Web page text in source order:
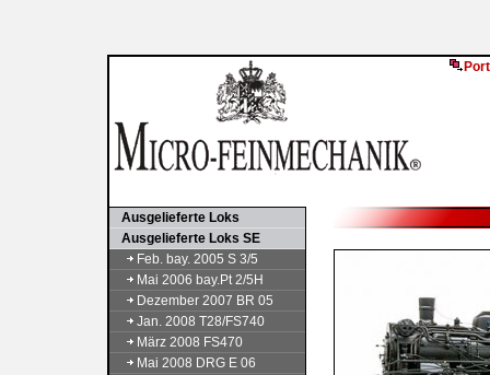
Ausgelieferte Loks
Ausgelieferte Loks SE
Feb. bay. 2005 S 3/5
Mai 2006 bay.Pt 2/5H
Dezember 2007 BR 05
Jan. 2008 T28/FS740
März 2008 FS470
Mai 2008 DRG E 06